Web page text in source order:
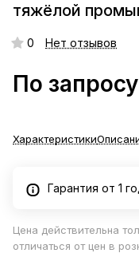
тяжёлой
0 Нет отзывов
По запросу
Характеристики
Гарантия от 1
Цена действительна
отличаться от цен в